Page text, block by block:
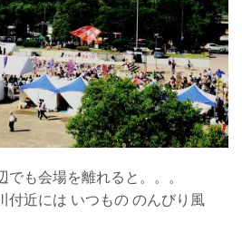
でも会場を離れると。。。
付近には いつもの のんびり風